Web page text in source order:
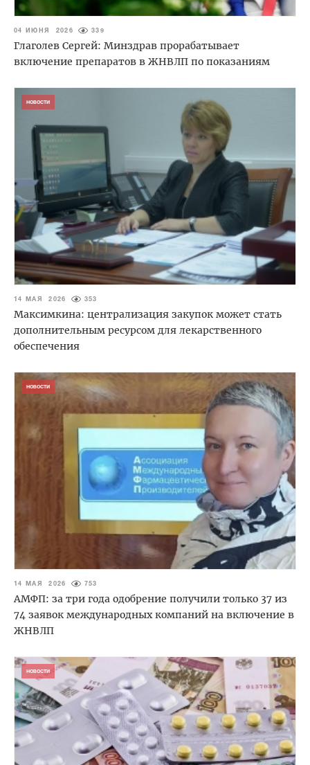
04 ИЮНЯ 2026 339
Глаголев Сергей: Минздрав прорабатывает
включение препаратов в ЖНВЛП по показаниям
НОВОСТИ
14 МАЯ 2026 353
Максимкина: централизация закупок может стать
дополнительным ресурсом для лекарственного
обеспечения
НОВОСТИ
14 МАЯ 2026 753
АМФП: за три года одобрение получили только 37 из
74 заявок международных компаний на включение в
ЖНВЛП
НОВОСТИ